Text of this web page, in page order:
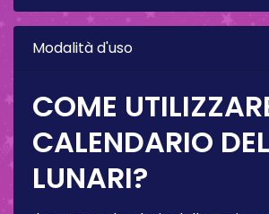
Modalità d'uso
COME
CALENDARIO
LUNARI?